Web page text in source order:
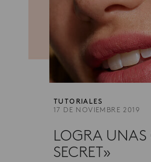
TUTORIALES
17 DE NOVIEMBRE 2019
LOGRA UNAS
SECRET»